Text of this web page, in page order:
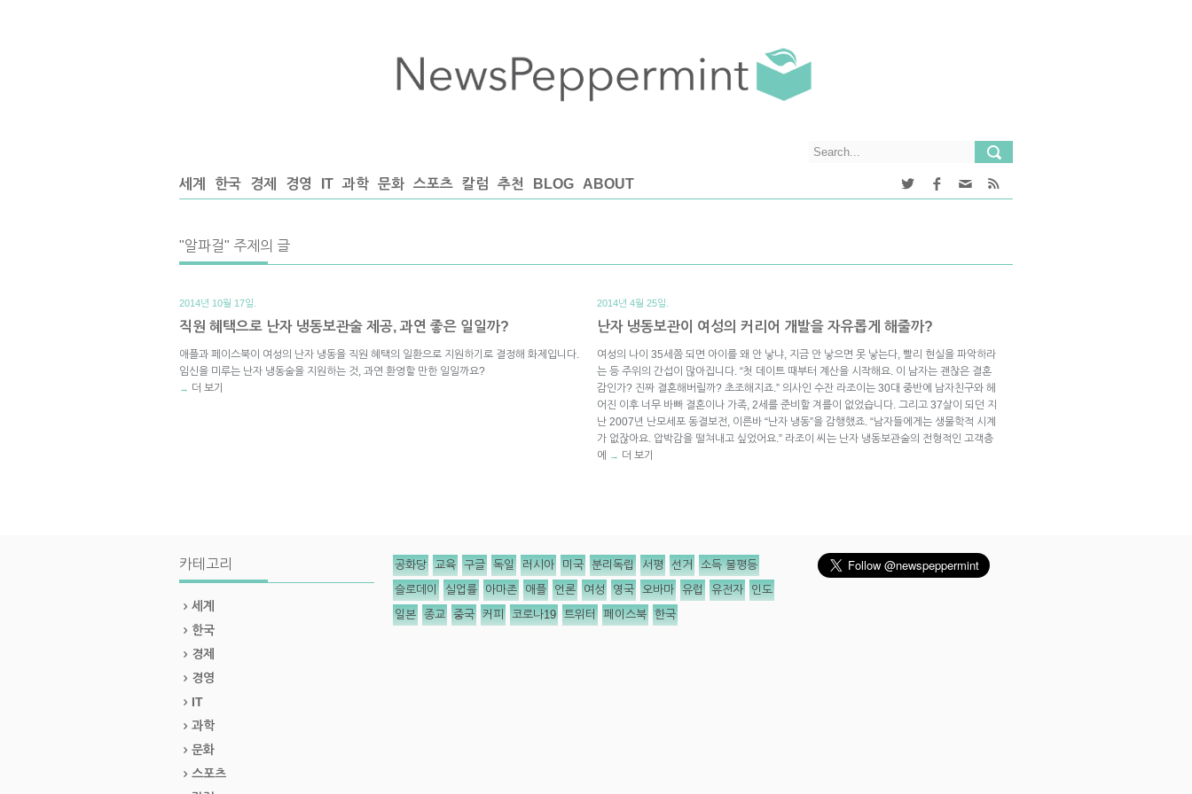
세계 한국 경제 경영 IT 과학 문화 스포츠 칼럼 추천 BLOG ABOUT
"알파걸" 주제의 글
2014년 10월 17일.
직원 혜택으로 난자 냉동보관술 제공, 과연 좋은 일일까?
애플과 페이스북이 여성의 난자 냉동을 직원 혜택의 일환으로 지원하기로 결정해 화제입니다.
임신을 미루는 난자 냉동술을 지원하는 것, 과연 환영할 만한 일일까요?
→ 더 보기
2014년 4월 25일.
난자 냉동보관이 여성의 커리어 개발을 자유롭게 해줄까?
여성의 나이 35세쯤 되면 아이를 왜 안 낳냐, 지금 안 낳으면 못 낳는다, 빨리 현실을 파악하라
는 등 주위의 간섭이 많아집니다. “첫 데이트 때부터 계산을 시작해요. 이 남자는 괜찮은 결혼
감인가? 진짜 결혼해버릴까? 초조해지죠.” 의사인 수잔 라조이는 30대 중반에 남자친구와 헤
어진 이후 너무 바빠 결혼이나 가족, 2세를 준비할 겨를이 없었습니다. 그리고 37살이 되던 지
난 2007년 난모세포 동결보전, 이른바 “난자 냉동”을 감행했죠. “남자들에게는 생물학적 시계
가 없잖아요. 압박감을 떨쳐내고 싶었어요.” 라조이 씨는 난자 냉동보관술의 전형적인 고객층
에
→ 더 보기
카테고리
세계
한국
경제
경영
IT
과학
문화
스포츠
공화당 교육 구글 독일 러시아 미국 분리독립 서평 선거 소득 불평등
슬로데이 실업률 아마존 애플 언론 여성 영국 오바마 유럽 유전자 인도
일본 종교 중국 커피 코로나19 트위터 페이스북 한국